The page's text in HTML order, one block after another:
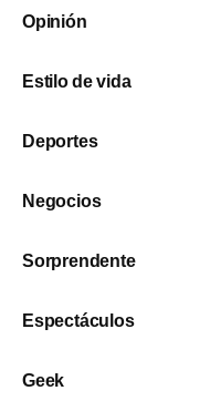
Opinión
Estilo de vida
Deportes
Negocios
Sorprendente
Espectáculos
Geek